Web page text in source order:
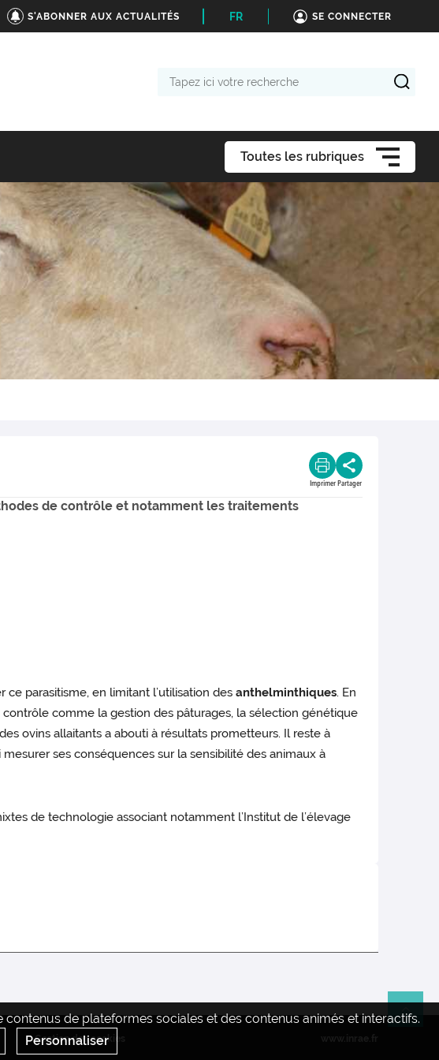
S'ABONNER AUX ACTUALITÉS FR SE CONNECTER
Toutes les rubriques
Imprimer Partager
de contrôle et notamment les traitements
parasitisme, en limitant l’utilisation desanthelminthiques. En
comme la gestion des pâturages, la sélection génétique
ovins allaitants a abouti à résultats prometteurs. Il reste à
ses conséquences sur la sensibilité des animaux à
de technologie associant notamment l’Institut de l’élevage
de plateformes sociales et des contenus animés et interactifs.
Personnaliser
Gestion des cookies